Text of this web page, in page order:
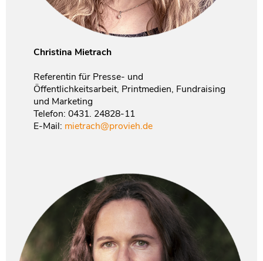
Christina Mietrach
Referentin für Presse- und
Öffentlichkeitsarbeit, Printmedien, Fundraising
und Marketing
Telefon: 0431. 24828-11
E-Mail: mietrach@provieh.de